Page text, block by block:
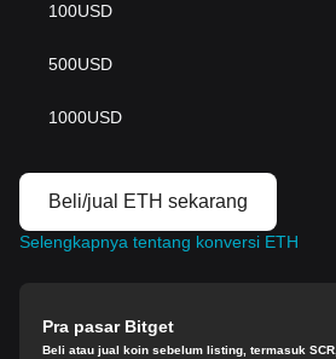
100USD
500USD
1000USD
Beli/jual ETH sekarang
Selengkapnya tentang konversi ETH
Pra pasar Bitget
Beli atau jual koin sebelum listing, termasuk SCR,